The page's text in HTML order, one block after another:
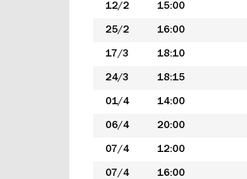
12/2 15:00
25/2 16:00
17/3 18:10
24/3 18:15
01/4 14:00
06/4 20:00
07/4 12:00
07/4 16:00